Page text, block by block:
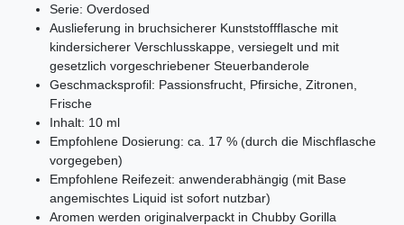
Serie: Overdosed
Auslieferung in bruchsicherer Kunststoffflasche mit
kindersicherer Verschlusskappe, versiegelt und mit
gesetzlich vorgeschriebener Steuerbanderole
Geschmacksprofil: Passionsfrucht, Pfirsiche, Zitronen,
Frische
Inhalt: 10 ml
Empfohlene Dosierung: ca. 17 % (durch die Mischflasche
vorgegeben)
Empfohlene Reifezeit: anwenderabhängig (mit Base
angemischtes Liquid ist sofort nutzbar)
Aromen werden originalverpackt in Chubby Gorilla